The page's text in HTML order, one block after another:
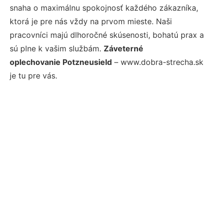
snaha o maximálnu spokojnosť každého zákazníka,
ktorá je pre nás vždy na prvom mieste. Naši
pracovníci majú dlhoročné skúsenosti, bohatú prax a
sú plne k vašim službám. Záveterné
oplechovanie Potzneusield – www.dobra-strecha.sk
je tu pre vás.